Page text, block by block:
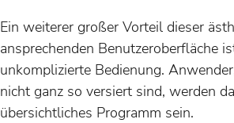
Ein weiterer großer Vorteil dieser
ansprechenden Benutzeroberfläche
unkomplizierte Bedienung.
nicht ganz so versiert sind, werden
übersichtliches Programm sein.